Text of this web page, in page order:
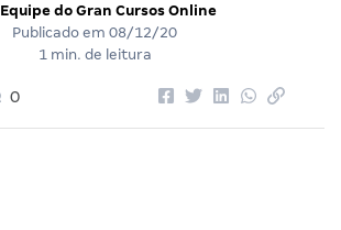
Equipe do Gran Cursos Online
Publicado em 08/12/20
1 min. de leitura
0